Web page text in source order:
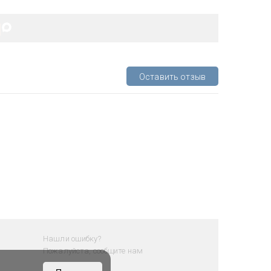
Оставить отзыв
Нашли ошибку?
Пожалуйста, сообщите нам